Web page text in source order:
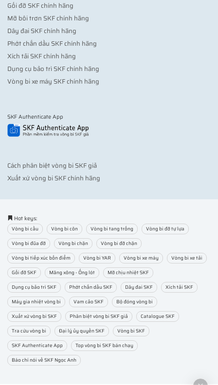
Gối đỡ SKF chính hãng
Mỡ bôi trơn SKF chính hãng
Dây đai SKF chính hãng
Phớt chắn dầu SKF chính hãng
Xích tải SKF chính hãng
Dụng cụ bảo trì SKF chính hãng
Vòng bi xe máy SKF chính hãng
SKF Authenticate App
Cách phân biệt vòng bi SKF giả
Xuất xứ vòng bi SKF chính hãng
Hot keys:
Vòng bi cầu Vòng bi côn Vòng bi tang trống
Vòng bi đỡ tự lựa
Vòng bi đũa đỡ
Vòng bi chặn
Vòng bi đỡ chặn
Vòng bi tiếp xúc bốn điểm
Vòng bi YAR Vòng bi xe máy
Vòng bi xe tải
Gối đỡ SKF
Măng xông - Ống lót
Mỡ chịu nhiệt SKF
Dụng cụ bảo trì SKF
Phớt chắn dầu SKF Dây đai SKF
Xích tải SKF
Máy gia nhiệt vòng bi
Vam cảo SKF
Bộ đóng vòng bi
Xuất xứ vòng bi SKF
Phân biệt vòng bi SKF giả
Catalogue SKF
Tra cứu vòng bi
Đại lý ủy quyền SKF
Vòng bi SKF
SKF Authenticate App
Top vòng bi SKF bán chạy
Báo chí nói về SKF Ngọc Anh